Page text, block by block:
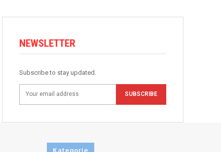
NEWSLETTER
Subscribe to stay updated.
SUBSCRIBE
Kategorie